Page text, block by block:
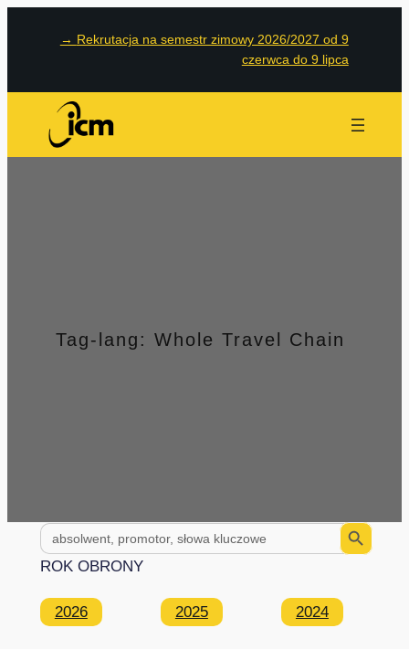
→ Rekrutacja na semestr zimowy 2026/2027 od 9
czerwca do 9 lipca
Tag-lang: Whole Travel Chain
Search
for:
Search Button
ROK OBRONY
2026 2025 2024